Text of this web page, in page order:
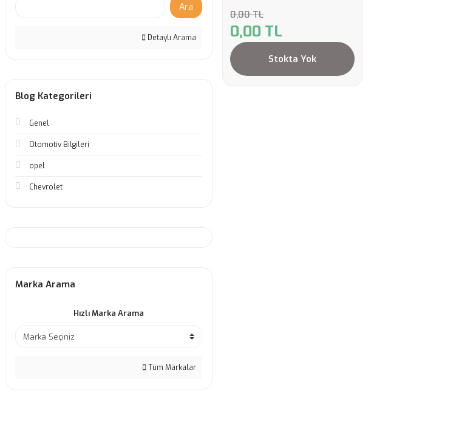
Ara
Detaylı Arama
Blog Kategorileri
Genel
Otomotiv Bilgileri
opel
Chevrolet
Marka Arama
Hızlı Marka Arama
Tüm Markalar
0,00 TL
0,00 TL
Stokta Yok